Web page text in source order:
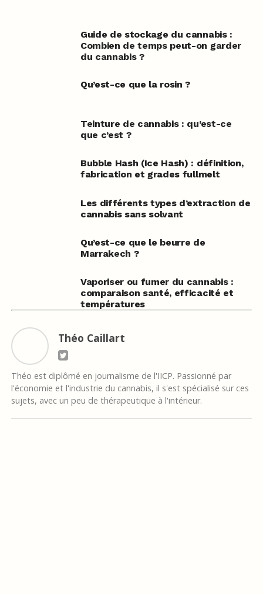
Guide de stockage du cannabis :
Combien de temps peut-on garder
du cannabis ?
Qu’est-ce que la rosin ?
Teinture de cannabis : qu’est-ce
que c’est ?
Bubble Hash (Ice Hash) : définition,
fabrication et grades fullmelt
Les différents types d’extraction de
cannabis sans solvant
Qu’est-ce que le beurre de
Marrakech ?
Vaporiser ou fumer du cannabis :
comparaison santé, efficacité et
températures
Théo Caillart
Théo est diplômé en journalisme de l'IICP. Passionné par
l'économie et l'industrie du cannabis, il s'est spécialisé sur ces
sujets, avec un peu de thérapeutique à l'intérieur.